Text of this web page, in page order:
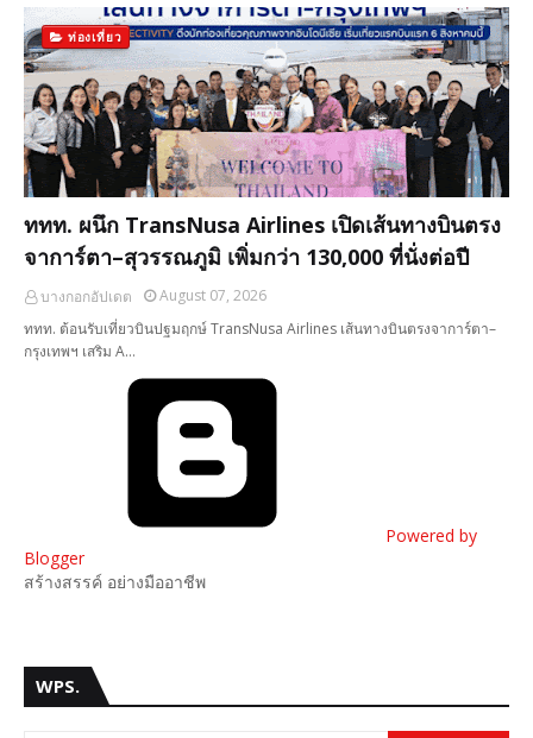
ท่องเที่ยว
ททท. ผนึก TransNusa Airlines เปิดเส้นทางบินตรง
จาการ์ตา–สุวรรณภูมิ เพิ่มกว่า 130,000 ที่นั่งต่อปี
บางกอกอัปเดต
August 07, 2026
ททท. ต้อนรับเที่ยวบินปฐมฤกษ์ TransNusa Airlines เส้นทางบินตรงจาการ์ตา–
กรุงเทพฯ เสริม A…
Powered by
Blogger
สร้างสรรค์ อย่างมืออาชีพ
WPS.